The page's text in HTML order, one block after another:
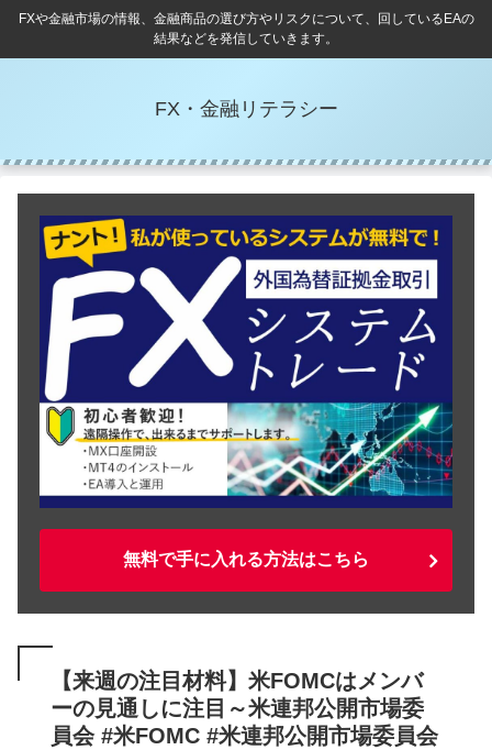
FXや金融市場の情報、金融商品の選び方やリスクについて、回しているEAの
結果などを発信していきます。
FX・金融リテラシー
無料で手に入れる方法はこちら
【来週の注目材料】米FOMCはメンバ
ーの見通しに注目～米連邦公開市場委
員会 #米FOMC #米連邦公開市場委員会